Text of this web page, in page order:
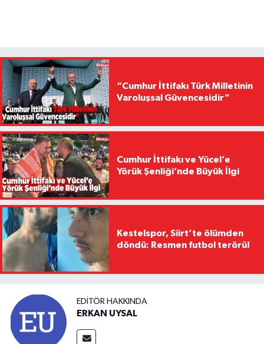
“Cumhur İttifakı Türk Milletinin
Varoluşsal Güvencesidir”
Cumhur İttifakı ve Yücel’e
Yörük Şenliği’nde Büyük İlgi
Kestelspor, Siirt’te ölümden
döndü: Resmen futbol terörü!
EDITÖR HAKKINDA
ERKAN UYSAL